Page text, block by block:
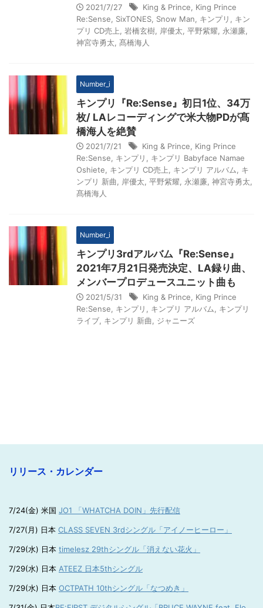
2021/7/27 King & Prince
King Prince
Re:Sense
SixTONES Snow Man キンプリ
キン
プリ CD売上 岩橋玄樹 岸優太 平野紫耀 永瀬廉
神宮寺勇太 髙橋海人
Number_i
キンプリ『Re:Sense』初日1位、34万
枚/ LAレコーディングで米大物PDが髙
橋海人を絶賛
2021/7/21 King & Prince
King Prince
Re:Sense
キンプリ
キンプリ Babyface Namae
Oshiete
キンプリ CD売上 キンプリ アルバム
キ
ンプリ 新曲
岸優太 平野紫耀 永瀬廉 神宮寺勇太
髙橋海人
Number_i
キンプリ3rdアルバム『Re:Sense』
2021年7月21日発売決定、LA録り曲、
メンバープロデュースユニット曲も
2021/5/31 King & Prince
King Prince
Re:Sense
キンプリ キンプリ アルバム
キンプリ
ライブ キンプリ 新曲 ジャニーズ
リリース・カレンダー
7/24(金) 米国 JO1 「WHATCHA DOIN」先行配信
7/27(月) 日本 CLASS SEVEN 3rdシングル「アイノーヒーロー」
7/29(水) 日本 timelesz 29thシングル「消えない花火」
7/29(水) 日本 ATEEZ 日本5thシングル
7/29(水) 日本 OCTPATH 10thシングル「なつめき」